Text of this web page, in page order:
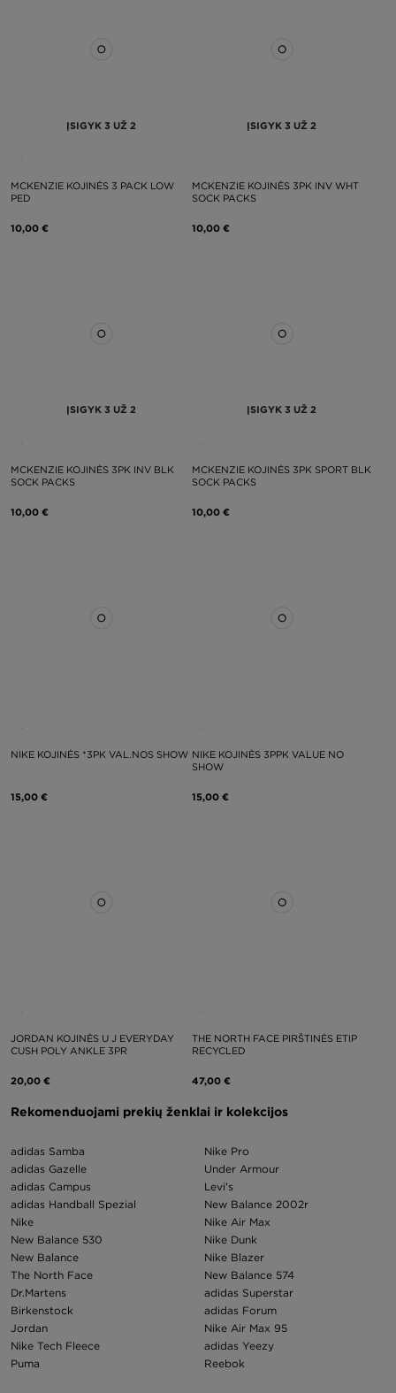
ĮSIGYK 3 UŽ 2
MCKENZIE KOJINĖS 3 PACK LOW
PED
10,00 €
ĮSIGYK 3 UŽ 2
MCKENZIE KOJINĖS 3PK INV WHT
SOCK PACKS
10,00 €
ĮSIGYK 3 UŽ 2
MCKENZIE KOJINĖS 3PK INV BLK
SOCK PACKS
10,00 €
ĮSIGYK 3 UŽ 2
MCKENZIE KOJINĖS 3PK SPORT BLK
SOCK PACKS
10,00 €
NIKE KOJINĖS *3PK VAL.NOS SHOW
15,00 €
NIKE KOJINĖS 3PPK VALUE NO
SHOW
15,00 €
JORDAN KOJINĖS U J EVERYDAY
CUSH POLY ANKLE 3PR
20,00 €
THE NORTH FACE PIRŠTINĖS ETIP
RECYCLED
47,00 €
Rekomenduojami prekių ženklai ir kolekcijos
adidas Samba
adidas Gazelle
adidas Campus
adidas Handball Spezial
Nike
New Balance 530
New Balance
The North Face
Dr.Martens
Birkenstock
Jordan
Nike Tech Fleece
Puma
Nike Pro
Under Armour
Levi's
New Balance 2002r
Nike Air Max
Nike Dunk
Nike Blazer
New Balance 574
adidas Superstar
adidas Forum
Nike Air Max 95
adidas Yeezy
Reebok